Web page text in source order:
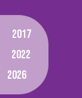
2017
2022
2026